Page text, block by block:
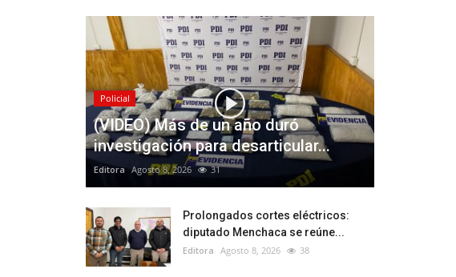
Policial
(VIDEO) Más de un año duró
investigación para desarticular...
Editora Agosto 8, 2026 31
Prolongados cortes eléctricos:
diputado Menchaca se reúne...
Editora Agosto 8, 2026 38